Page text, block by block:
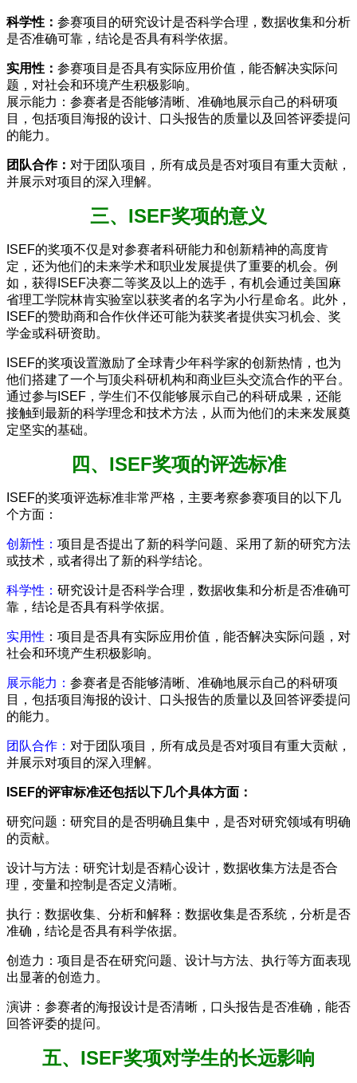
科学性： 参赛项目的研究设计是否科学合理，数据收集和分析
是否准确可靠，结论是否具有科学依据。
实用性： 参赛项目是否具有实际应用价值，能否解决实际问
题，对社会和环境产生积极影响。
展示能力：参赛者是否能够清晰、准确地展示自己的科研项
目，包括项目海报的设计、口头报告的质量以及回答评委提问
的能力。
团队合作： 对于团队项目，所有成员是否对项目有重大贡献，
并展示对项目的深入理解。
三、ISEF奖项的意义
ISEF的奖项不仅是对参赛者科研能力和创新精神的高度肯
定，还为他们的未来学术和职业发展提供了重要的机会。例
如，获得ISEF决赛二等奖及以上的选手，有机会通过美国麻
省理工学院林肯实验室以获奖者的名字为小行星命名。此外，
ISEF的赞助商和合作伙伴还可能为获奖者提供实习机会、奖
学金或科研资助。
ISEF的奖项设置激励了全球青少年科学家的创新热情，也为
他们搭建了一个与顶尖科研机构和商业巨头交流合作的平台。
通过参与ISEF，学生们不仅能够展示自己的科研成果，还能
接触到最新的科学理念和技术方法，从而为他们的未来发展奠
定坚实的基础。
四、ISEF奖项的评选标准
ISEF的奖项评选标准非常严格，主要考察参赛项目的以下几
个方面：
创新性： 项目是否提出了新的科学问题、采用了新的研究方法
或技术，或者得出了新的科学结论。
科学性： 研究设计是否科学合理，数据收集和分析是否准确可
靠，结论是否具有科学依据。
实用性 ：项目是否具有实际应用价值，能否解决实际问题，对
社会和环境产生积极影响。
展示能力： 参赛者是否能够清晰、准确地展示自己的科研项
目，包括项目海报的设计、口头报告的质量以及回答评委提问
的能力。
团队合作： 对于团队项目，所有成员是否对项目有重大贡献，
并展示对项目的深入理解。
ISEF的评审标准还包括以下几个具体方面：
研究问题：研究目的是否明确且集中，是否对研究领域有明确
的贡献。
设计与方法：研究计划是否精心设计，数据收集方法是否合
理，变量和控制是否定义清晰。
执行：数据收集、分析和解释：数据收集是否系统，分析是否
准确，结论是否具有科学依据。
创造力：项目是否在研究问题、设计与方法、执行等方面表现
出显著的创造力。
演讲：参赛者的海报设计是否清晰，口头报告是否准确，能否
回答评委的提问。
五、ISEF奖项对学生的长远影响